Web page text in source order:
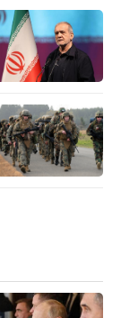
价积极，
”停火。
拖延冲突的
其下达停止